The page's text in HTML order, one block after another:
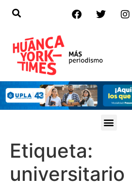
Etiqueta:
universitario